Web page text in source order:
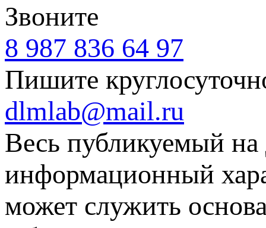
Звоните
8 987 836 64 97
Пишите
dlmlab@mail.ru
Весь публикуемый на
информационный
может служить